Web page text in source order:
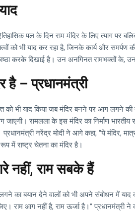
पल के दिन राम मंदिर के लिए त्याग पर
को भी याद कर रहा है, जिनके कार्य और
करके दिखाई है। उन अनगिनत रामभक्तों के,
है – प्रधानमंत्री
भी याद किया जब मंदिर बनने पर आग लगने की
रामलला के इस मंदिर का निर्माण
नरेंद्र मोदी ने आगे कहा, “ये मंदिर,
में राष्ट्र चेतना का मंदिर है।
नहीं, राम सबके हैं
का बयान देने वालों को भी अपने संबोधन में
राम आग नहीं है, राम ऊर्जा है।” प्रधानमंत्री ने